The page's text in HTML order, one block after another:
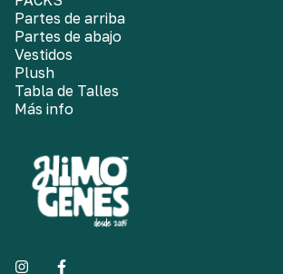
Partes de arriba
Partes de abajo
Vestidos
Plush
Tabla de Talles
Más info